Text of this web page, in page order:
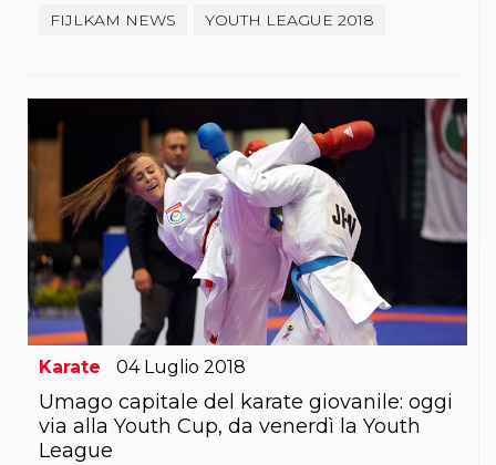
FIJLKAM NEWS YOUTH LEAGUE 2018
Karate 04 Luglio 2018
Umago capitale del karate giovanile: oggi
via alla Youth Cup, da venerdì la Youth
League